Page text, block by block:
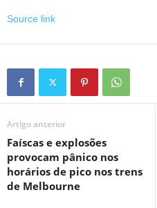
Source link
Artigo anterior
Faíscas e explosões
provocam pânico nos
horários de pico nos trens
de Melbourne